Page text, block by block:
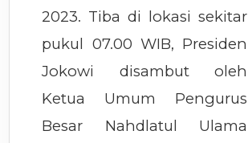
2023. Tiba di lokasi sekitar
pukul 07.00 WIB, Presiden
Jokowi disambut oleh
Ketua Umum Pengurus
Besar Nahdlatul Ulama